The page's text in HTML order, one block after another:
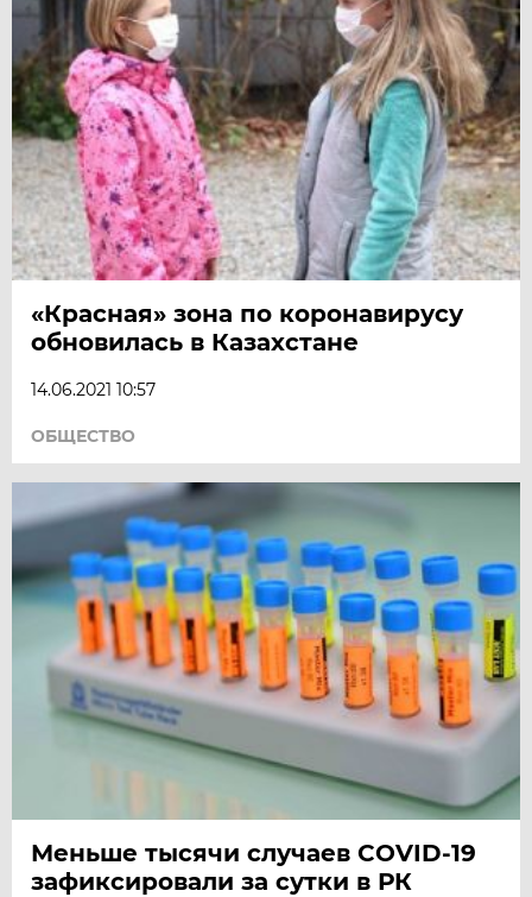
«Красная» зона по коронавирусу
обновилась в Казахстане
14.06.2021 10:57
ОБЩЕСТВО
Меньше тысячи случаев COVID-19
зафиксировали за сутки в РК